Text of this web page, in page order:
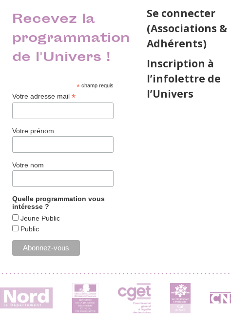
Recevez la
programmation
de l'Univers !
*champ requis
Votre adresse mail*
Votre prénom
Votre nom
Quelle programmation vous
intéresse ?
Jeune Public
Public
Se connecter
(Associations &
Adhérents)
Inscription à
l’infolettre de
l’Univers